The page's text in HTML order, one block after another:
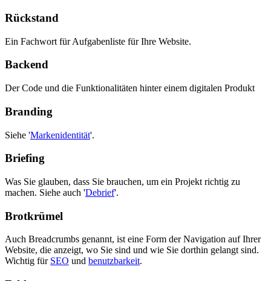
Rückstand
Ein Fachwort für Aufgabenliste für Ihre Website.
Backend
Der Code und die Funktionalitäten hinter einem digitalen Produkt
Branding
Siehe 'Markenidentität'.
Briefing
Was Sie glauben, dass Sie brauchen, um ein Projekt richtig zu
machen. Siehe auch 'Debrief'.
Brotkrümel
Auch Breadcrumbs genannt, ist eine Form der Navigation auf Ihrer
Website, die anzeigt, wo Sie sind und wie Sie dorthin gelangt sind.
Wichtig für SEO und benutzbarkeit.